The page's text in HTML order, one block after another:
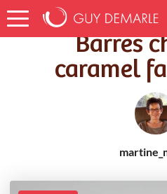
Accueil Recettes Barres
Barres
caramel